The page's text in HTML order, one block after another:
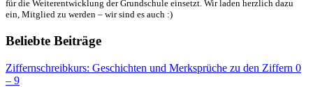
für die Weiterentwicklung der Grundschule einsetzt. Wir laden herzlich dazu
ein, Mitglied zu werden – wir sind es auch :)
Beliebte Beiträge
Ziffernschreibkurs: Geschichten und Merksprüche zu den Ziffern 0
– 9